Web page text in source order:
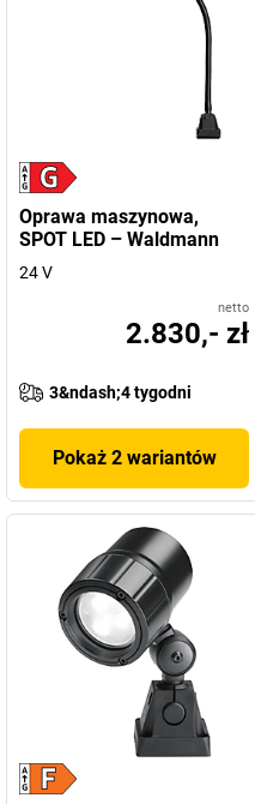
koszty. Waldmann chętnie
klientami i partnerami. Dzięki
odnosić korzyści z
do odwiedzenia naszego
bogatej
Oprawa maszynowa,
SPOT LED – Waldmann
24 V
netto
2.830,- zł
3&ndash;4 tygodni
Pokaż 2 wariantów